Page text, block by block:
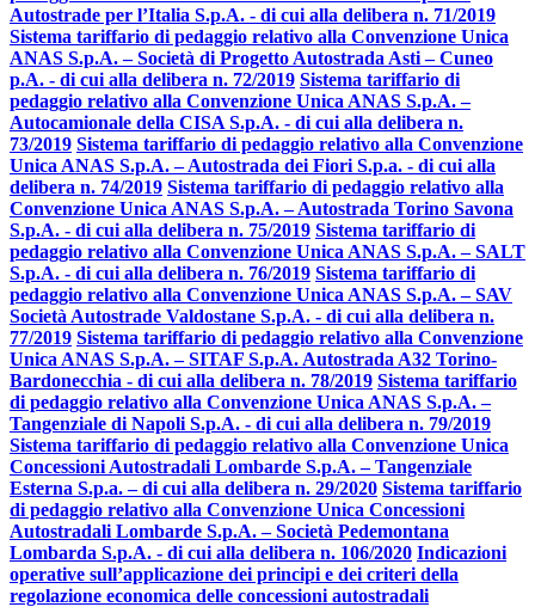
Autostrade per l’Italia S.p.A. - di cui alla delibera n. 71/2019
Sistema tariffario di pedaggio relativo alla Convenzione Unica
ANAS S.p.A. – Società di Progetto Autostrada Asti – Cuneo
p.A. - di cui alla delibera n. 72/2019 Sistema tariffario di
pedaggio relativo alla Convenzione Unica ANAS S.p.A. –
Autocamionale della CISA S.p.A. - di cui alla delibera n.
73/2019 Sistema tariffario di pedaggio relativo alla Convenzione
Unica ANAS S.p.A. – Autostrada dei Fiori S.p.a. - di cui alla
delibera n. 74/2019 Sistema tariffario di pedaggio relativo alla
Convenzione Unica ANAS S.p.A. – Autostrada Torino Savona
S.p.A. - di cui alla delibera n. 75/2019 Sistema tariffario di
pedaggio relativo alla Convenzione Unica ANAS S.p.A. – SALT
S.p.A. - di cui alla delibera n. 76/2019 Sistema tariffario di
pedaggio relativo alla Convenzione Unica ANAS S.p.A. – SAV
Società Autostrade Valdostane S.p.A. - di cui alla delibera n.
77/2019 Sistema tariffario di pedaggio relativo alla Convenzione
Unica ANAS S.p.A. – SITAF S.p.A. Autostrada A32 Torino-
Bardonecchia - di cui alla delibera n. 78/2019 Sistema tariffario
di pedaggio relativo alla Convenzione Unica ANAS S.p.A. –
Tangenziale di Napoli S.p.A. - di cui alla delibera n. 79/2019
Sistema tariffario di pedaggio relativo alla Convenzione Unica
Concessioni Autostradali Lombarde S.p.A. – Tangenziale
Esterna S.p.a. – di cui alla delibera n. 29/2020 Sistema tariffario
di pedaggio relativo alla Convenzione Unica Concessioni
Autostradali Lombarde S.p.A. – Società Pedemontana
Lombarda S.p.A. - di cui alla delibera n. 106/2020 Indicazioni
operative sull’applicazione dei principi e dei criteri della
regolazione economica delle concessioni autostradali